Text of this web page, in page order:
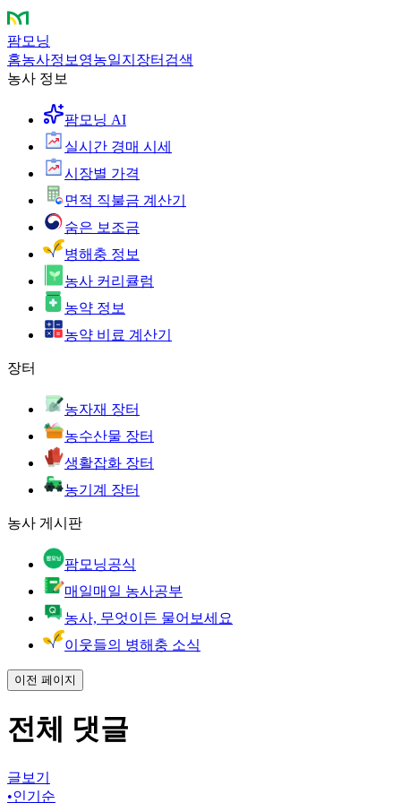
팜모닝
홈농사정보 영농일지 장터 검색
농사 정보
팜모닝 AI
실시간 경매 시세
시장별 가격
면적 직불금 계산기
숨은 보조금
병해충 정보
농사 커리큘럼
농약 정보
농약 비료 계산기
장터
농자재 장터
농수산물 장터
생활잡화 장터
농기계 장터
농사 게시판
팜모닝공식
매일매일 농사공부
농사, 무엇이든 물어보세요
이웃들의 병해충 소식
이전 페이지
전체 댓글
글보기
•인기순